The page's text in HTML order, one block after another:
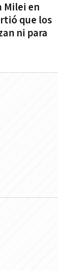
Milei en
que los
ni para